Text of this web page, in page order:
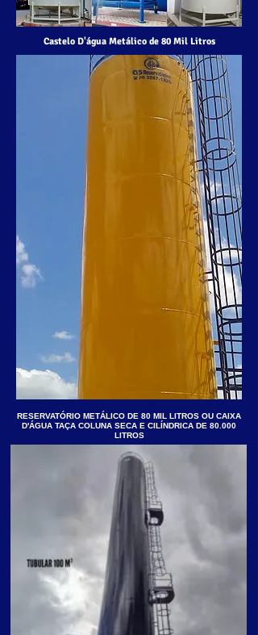
Castelo D'água Metálico de 80 Mil Litros
RESERVATÓRIO METÁLICO DE 80 MIL LITROS OU CAIXA
D'ÁGUA TAÇA COLUNA SECA E CILÍNDRICA DE 80.000
LITROS